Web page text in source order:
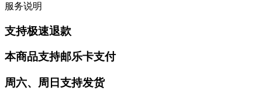
服务说明
支持极速退款
本商品支持邮乐卡支付
周六、周日支持发货